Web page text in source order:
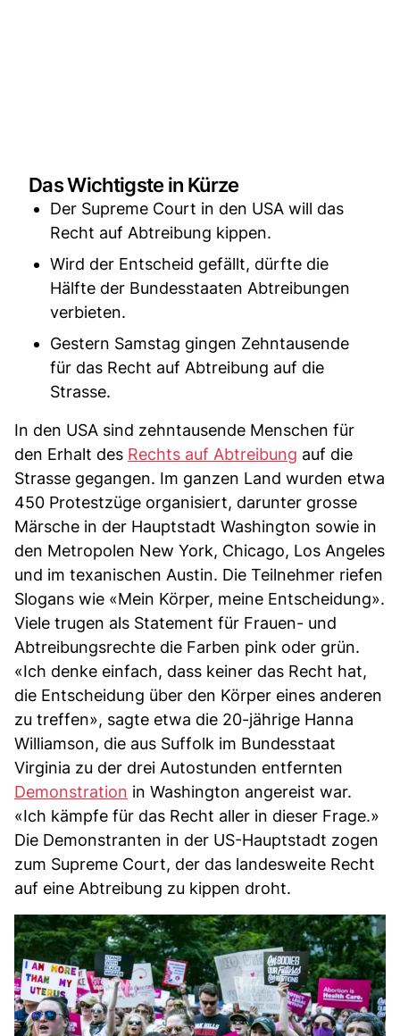
Das Wichtigste in Kürze
Der Supreme Court in den USA will das
Recht auf Abtreibung kippen.
Wird der Entscheid gefällt, dürfte die
Hälfte der Bundesstaaten Abtreibungen
verbieten.
Gestern Samstag gingen Zehntausende
für das Recht auf Abtreibung auf die
Strasse.
In den USA sind zehntausende Menschen für
den Erhalt des Rechts auf Abtreibung auf die
Strasse gegangen. Im ganzen Land wurden etwa
450 Protestzüge organisiert, darunter grosse
Märsche in der Hauptstadt Washington sowie in
den Metropolen New York, Chicago, Los Angeles
und im texanischen Austin. Die Teilnehmer riefen
Slogans wie «Mein Körper, meine Entscheidung».
Viele trugen als Statement für Frauen- und
Abtreibungsrechte die Farben pink oder grün.
«Ich denke einfach, dass keiner das Recht hat,
die Entscheidung über den Körper eines anderen
zu treffen», sagte etwa die 20-jährige Hanna
Williamson, die aus Suffolk im Bundesstaat
Virginia zu der drei Autostunden entfernten
Demonstration in Washington angereist war.
«Ich kämpfe für das Recht aller in dieser Frage.»
Die Demonstranten in der US-Hauptstadt zogen
zum Supreme Court, der das landesweite Recht
auf eine Abtreibung zu kippen droht.